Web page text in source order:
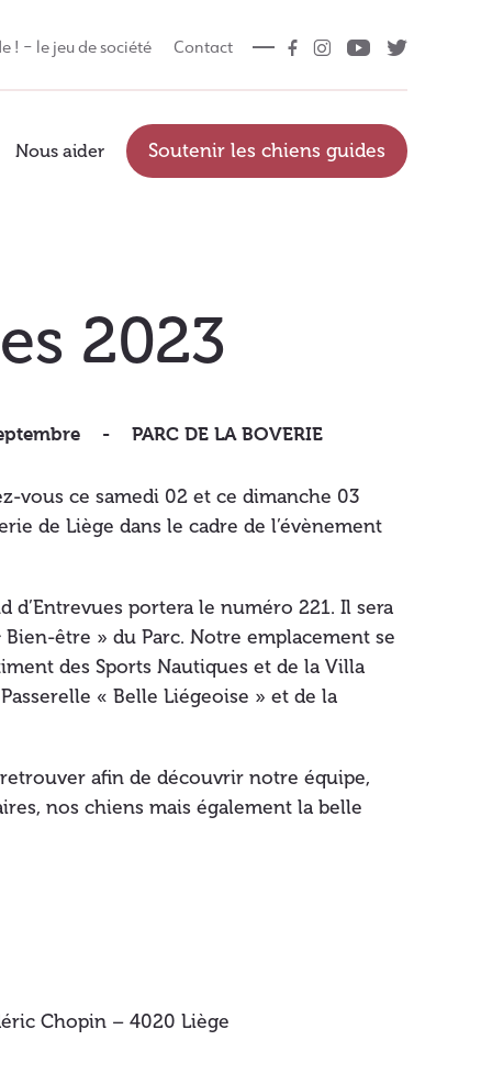
Nous aider Soutenir les chiens guides
! – le jeu de société Contact
2023
PARC DE LA BOVERIE
vous ce samedi 02 et ce dimanche 03
de Liège dans le cadre de l’évènement
d’Entrevues portera le numéro 221. Il sera
être » du Parc. Notre emplacement se
des Sports Nautiques et de la Villa
« Belle Liégeoise » et de la
afin de découvrir notre équipe,
nos chiens mais également la belle
Chopin – 4020 Liège